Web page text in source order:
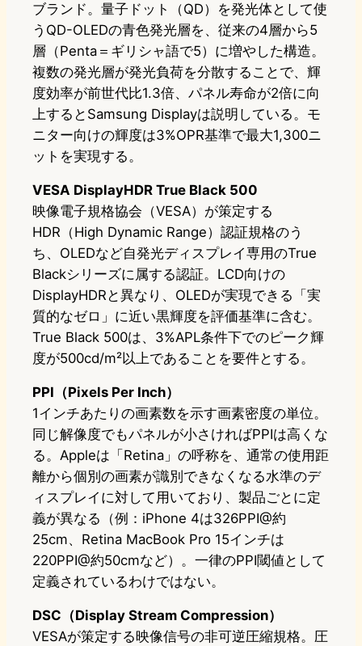
ブランド。量子ドット（QD）を発光体として使
うQD-OLEDの青色発光層を、従来の4層から5
層（Penta＝ギリシャ語で5）に増やした構造。
複数の発光層が発光負荷を分散することで、輝
度効率が前世代比1.3倍、パネル寿命が2倍に向
上するとSamsung Displayは説明している。モ
ニター向けの輝度は3%OPR基準で最大1,300ニ
ットを実現する。
VESA DisplayHDR True Black 500
映像電子規格協会（VESA）が策定する
HDR（High Dynamic Range）認証規格のう
ち、OLEDなど自発光ディスプレイ専用のTrue
Blackシリーズに属する認証。LCD向けの
DisplayHDRと異なり、OLEDが実現できる「実
質的なゼロ」に近い黒輝度を評価基準に含む。
True Black 500は、3%APL条件下でのピーク輝
度が500cd/m²以上であることを要件とする。
PPI（Pixels Per Inch）
1インチあたりの画素数を示す画素密度の単位。
同じ解像度でもパネルが小さければPPIは高くな
る。Appleは「Retina」の呼称を、通常の使用距
離から個別の画素が識別できなくなる水準のデ
ィスプレイに対して用いており、製品ごとに定
義が異なる（例：iPhone 4は326PPI@約
25cm、Retina MacBook Pro 15インチは
220PPI@約50cmなど）。一律のPPI閾値として
定義されているわけではない。
DSC（Display Stream Compression）
VESAが策定する映像信号の非可逆圧縮規格。圧